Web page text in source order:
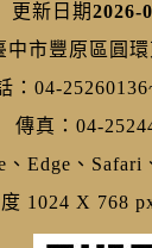
更新日期2026-
中市豐原區圓
：04-
傳真：04-
、Edge、
1024 X 768